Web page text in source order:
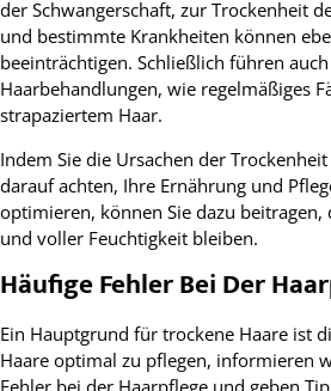
der Schwangerschaft, zur Trockenheit
und bestimmte Krankheiten können
beeinträchtigen. Schließlich führen
Haarbehandlungen, wie regelmäßiges
strapaziertem Haar.
Indem Sie die Ursachen der
darauf achten, Ihre Ernährung und
optimieren, können Sie dazu beitragen,
und voller Feuchtigkeit bleiben.
Häufige Fehler Bei Der
Ein Hauptgrund für trockene Haare ist
Haare optimal zu pflegen, informieren
Fehler bei der Haarpflege und geben